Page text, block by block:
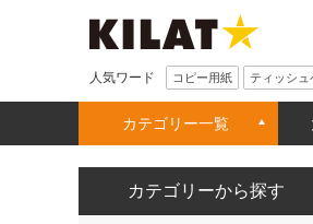
人気ワード コピー用紙 ティッシュ
カテゴリー一覧
カテゴリーから探す